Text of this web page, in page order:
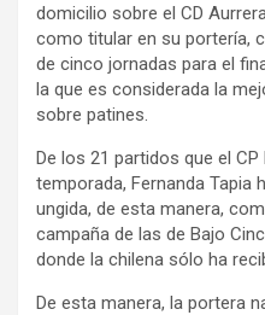
domicilio sobre el CD
como titular en su portería,
de cinco jornadas para el
la que es considerada la
sobre patines.
De los 21 partidos que el
temporada, Fernanda Tapia
ungida, de esta manera,
campaña de las de Bajo
donde la chilena sólo ha
De esta manera, la portera